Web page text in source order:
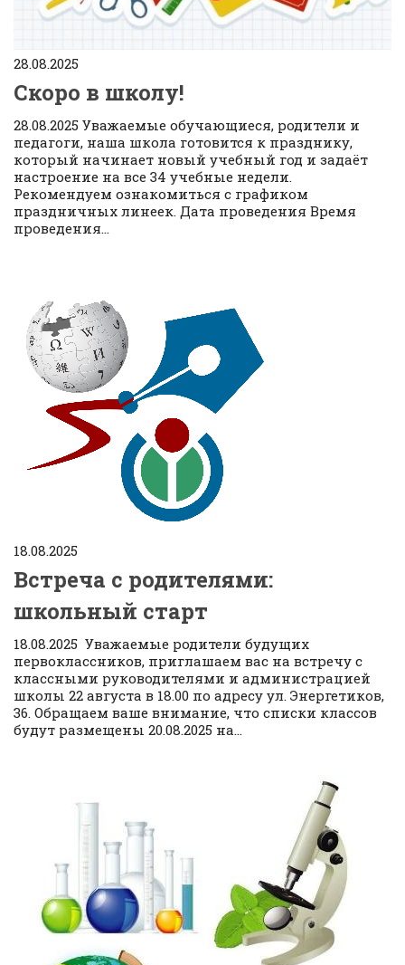
28.08.2025
Скоро в школу!
28.08.2025 Уважаемые обучающиеся, родители и
педагоги, наша школа готовится к празднику,
который начинает новый учебный год и задаёт
настроение на все 34 учебные недели.
Рекомендуем ознакомиться с графиком
праздничных линеек. Дата проведения Время
проведения...
18.08.2025
Встреча с родителями:
школьный старт
18.08.2025 Уважаемые родители будущих
первоклассников, приглашаем вас на встречу с
классными руководителями и администрацией
школы 22 августа в 18.00 по адресу ул. Энергетиков,
36. Обращаем ваше внимание, что списки классов
будут размещены 20.08.2025 на...